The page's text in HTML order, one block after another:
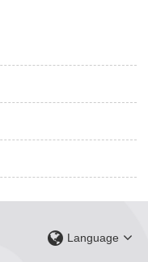
Language